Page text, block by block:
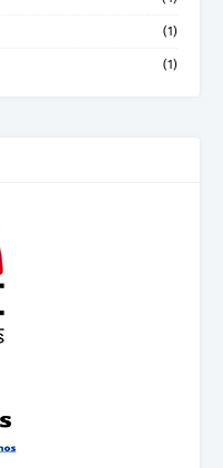
(1)
(1)